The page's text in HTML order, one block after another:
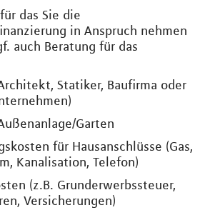
das Sie die
in Anspruch nehmen
auch Beratung für das
Statiker, Baufirma oder
Garten
für Hausanschlüsse (Gas,
Kanalisation, Telefon)
(z.B. Grunderwerbssteuer,
Versicherungen)